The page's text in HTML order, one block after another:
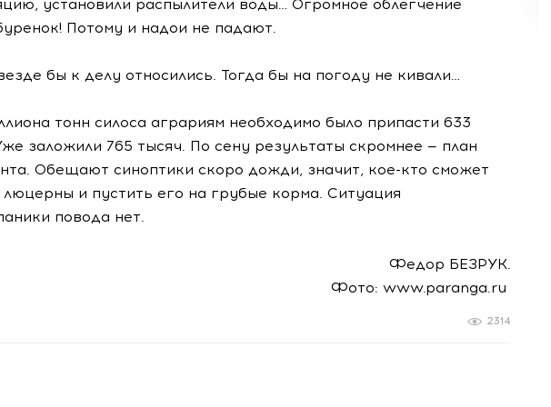
установили распылители воды… Огромное облегчение
Потому и надои не падают.
бы к делу относились. Тогда бы на погоду не кивали…
тонн силоса аграриям необходимо было припасти 633
заложили 765 тысяч. По сену результаты скромнее — план
Обещают синоптики скоро дожди, значит, кое-кто сможет
люцерны и пустить его на грубые корма. Ситуация
повода нет.
Федор БЕЗРУК.
Фото: www.paranga.ru
2314